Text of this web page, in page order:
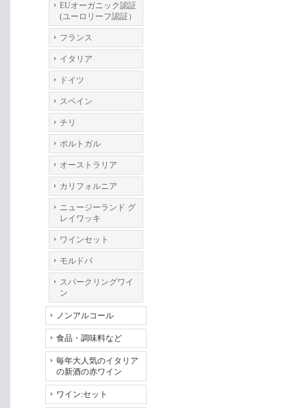
EUオーガニック認証
(ユーロリーフ認証）
フランス
イタリア
ドイツ
スペイン
チリ
ポルトガル
オーストラリア
カリフォルニア
ニュージーランド グ
レイワッキ
ワインセット
モルドバ
スパークリングワイ
ン
ノンアルコール
食品・調味料など
毎年大人気のイタリア
の新酒の赤ワイン
ワイン:セット